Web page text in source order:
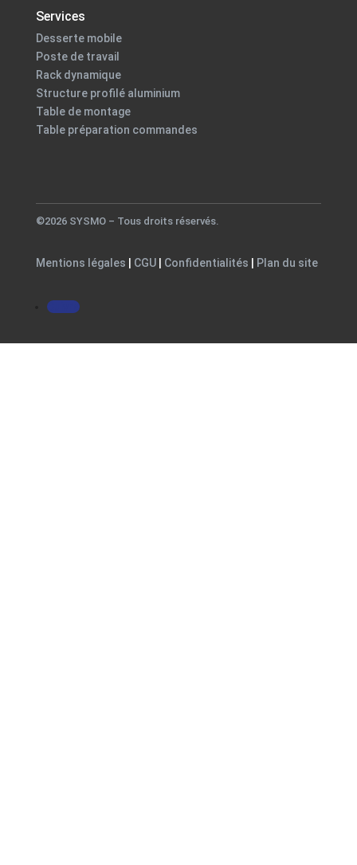
Services
Desserte mobile
Poste de travail
Rack dynamique
Structure profilé aluminium
Table de montage
Table préparation commandes
©2026 SYSMO – Tous droits réservés.
Mentions légales CGU Confidentialités Plan du site
Suivre